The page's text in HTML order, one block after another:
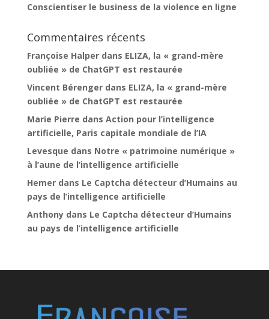
Conscientiser le business de la violence en ligne
Commentaires récents
Françoise Halperdans ELIZA, la « grand-mère
oubliée » de ChatGPT est restaurée
Vincent Bérengerdans ELIZA, la « grand-mère
oubliée » de ChatGPT est restaurée
Marie Pierre dans Action pour l’intelligence
artificielle, Paris capitale mondiale de l’IA
Levesque dans Notre « patrimoine numérique »
à l’aune de l’intelligence artificielle
Hemerdans Le Captcha détecteur d’Humains au
pays de l’intelligence artificielle
Anthonydans Le Captcha détecteur d’Humains
au pays de l’intelligence artificielle